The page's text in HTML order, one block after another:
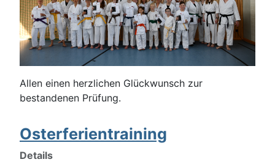
Allen einen herzlichen Glückwunsch zur
bestandenen Prüfung.
Osterferientraining
Details